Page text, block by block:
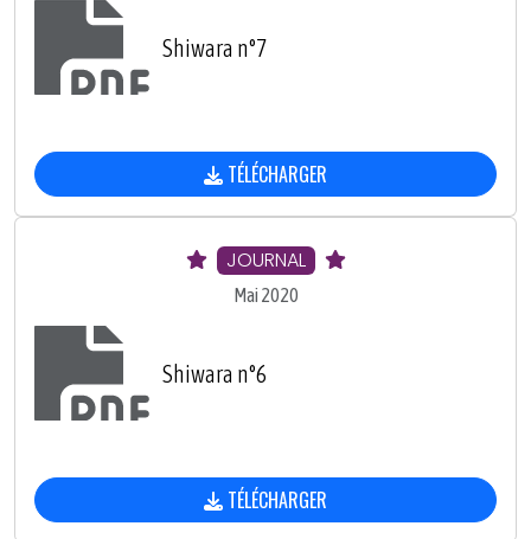
Shiwara n°7
TÉLÉCHARGER
JOURNAL
Mai 2020
Shiwara n°6
TÉLÉCHARGER